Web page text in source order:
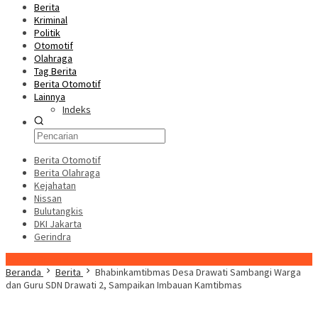
Berita
Kriminal
Politik
Otomotif
Olahraga
Tag Berita
Berita Otomotif
Lainnya
Indeks
Berita Otomotif
Berita Olahraga
Kejahatan
Nissan
Bulutangkis
DKI Jakarta
Gerindra
Beranda
Berita
Bhabinkamtibmas Desa Drawati Sambangi Warga
dan Guru SDN Drawati 2, Sampaikan Imbauan Kamtibmas